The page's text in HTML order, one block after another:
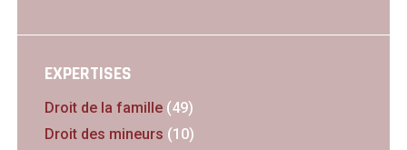
EXPERTISES
Droit de la famille(49)
Droit des mineurs (10)